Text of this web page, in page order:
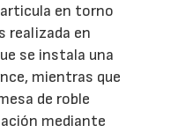
en torno
realizada en
se instala una
mientras que
de roble
mediante